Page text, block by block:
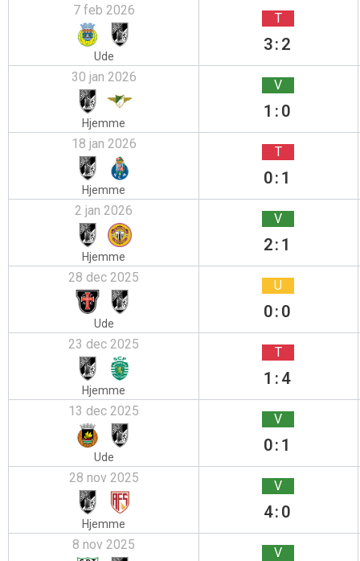
7 feb 2026
Ude
T
3:2
30 jan 2026
Hjemme
V
1:0
18 jan 2026
Hjemme
T
0:1
2 jan 2026
Hjemme
V
2:1
28 dec 2025
Ude
U
0:0
23 dec 2025
Hjemme
T
1:4
13 dec 2025
Ude
V
0:1
28 nov 2025
Hjemme
V
4:0
8 nov 2025 V